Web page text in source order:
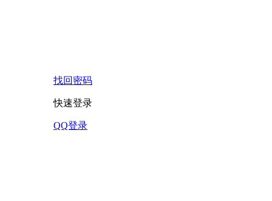
找回密码
快速登录
QQ登录